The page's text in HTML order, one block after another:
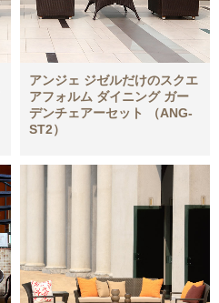
アンジェ ジゼルだけのスクエ
アフォルム ダイニング ガー
デンチェアーセット （ANG-
ST2）